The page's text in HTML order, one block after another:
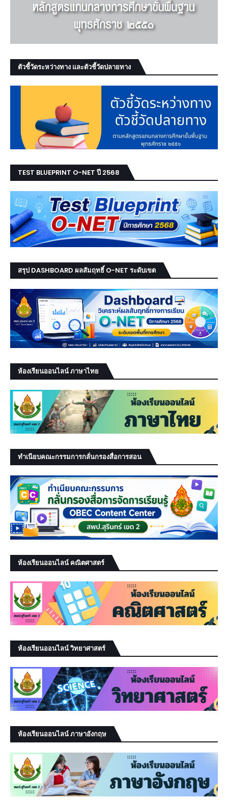
ตัวชี้วัดระหว่างทาง และตัวชี้วัดปลายทาง
TEST BLUEPRINT O-NET ปี 2568
สรุป DASHBOARD ผลสัมฤทธิ์ O-NET ระดับเขต
ห้องเรียนออนไลน์ ภาษาไทย
ทำเนียบคณะกรรมการกลั่นกรองสื่อการสอน
ห้องเรียนออนไลน์ คณิตศาสตร์
ห้องเรียนออนไลน์ วิทยาศาสตร์
ห้องเรียนออนไลน์ ภาษาอังกฤษ